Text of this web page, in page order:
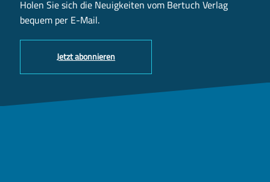
Holen Sie sich die Neuigkeiten vom Bertuch Verlag
bequem per E-Mail.
Jetzt abonnieren